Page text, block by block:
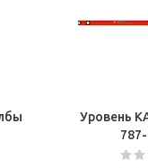
Уровень